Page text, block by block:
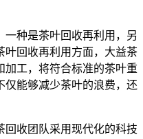
一种是茶叶回收再利用，另
叶回收再利用方面，大益茶
加工，将符合标准的茶叶重
仅能够减少茶叶的浪费，还
回收团队采用现代化的科技